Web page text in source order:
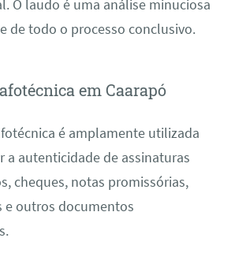
O laudo é uma análise minuciosa
de todo o processo conclusivo.
em Caarapó
é amplamente utilizada
a autenticidade de assinaturas
cheques, notas promissórias,
e outros documentos